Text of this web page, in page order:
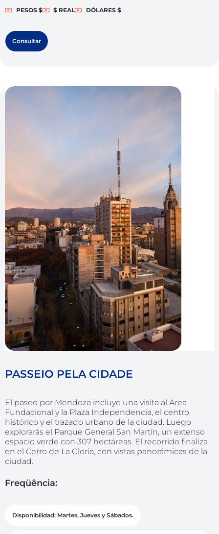
PESOS $ $ REAL DÓLARES $
Consultar
PASSEIO PELA CIDADE
El paseo por Mendoza incluye una visita al Área
Fundacional y la Plaza Independencia, el centro
histórico y el trazado urbano de la ciudad. Luego
explorarás el Parque General San Martín, un extenso
espacio verde con 307 hectáreas. El recorrido finaliza
en el Cerro de La Gloria, con vistas panorámicas de la
ciudad.
Freqüência:
Disponibilidad: Martes, Jueves y Sábados.